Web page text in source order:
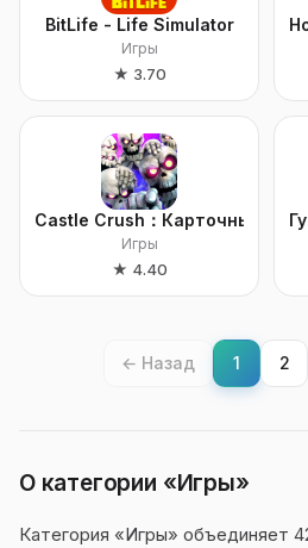
BitLife - Life Simulator
Игры
★ 3.70
Castle Crush：Карточные игры
Игры
★ 4.40
← Назад 1 2
О категории «Игры»
Категория «Игры» объединяет